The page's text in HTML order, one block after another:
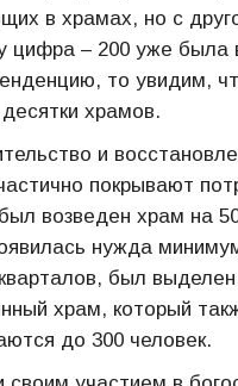
в храмах, но с
цифра – 200 уже
то увидим,
храмов.
и
покрывают
возведен храм на
нужда
был
храм, который
до 300 человек.